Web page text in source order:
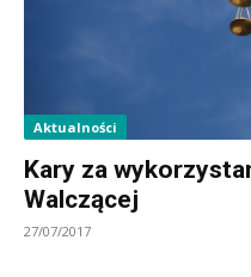
Aktualności
Kary za
Walczącej
27/07/2017